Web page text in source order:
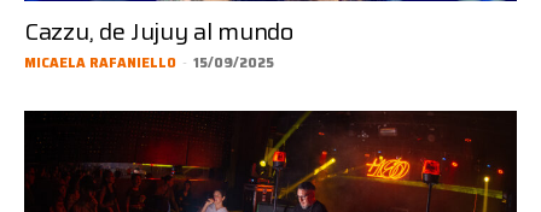
Cazzu, de Jujuy al mundo
MICAELA RAFANIELLO - 15/09/2025